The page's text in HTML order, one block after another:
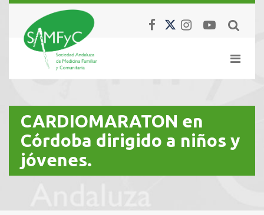
CARDIOMARATON en
Córdoba dirigido a niños y
jóvenes.